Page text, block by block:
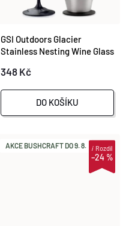
GSI Outdoors Glacier
Stainless Nesting Wine Glass
348 Kč
DO KOŠÍKU
AKCE BUSHCRAFT DO 9. 8.
–24 %
iRozdíl